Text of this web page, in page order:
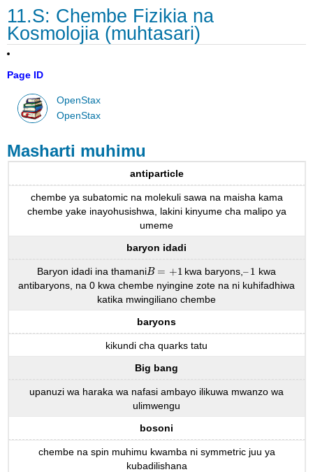
11.S: Chembe Fizikia na
Kosmolojia (muhtasari)
Page ID
OpenStax
OpenStax
Masharti muhimu
antiparticle
chembe ya subatomic na molekuli sawa na maisha kama
chembe yake inayohusishwa, lakini kinyume cha malipo ya
umeme
baryon idadi
Baryon idadi ina thamaniB = +1
B=+1 kwa baryons,– 1
–1 kwa
antibaryons, na 0 kwa chembe nyingine zote na ni kuhifadhiwa
katika mwingiliano chembe
baryons
kikundi cha quarks tatu
Big bang
upanuzi wa haraka wa nafasi ambayo ilikuwa mwanzo wa
ulimwengu
bosoni
chembe na spin muhimu kwamba ni symmetric juu ya
kubadilishana